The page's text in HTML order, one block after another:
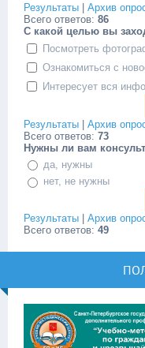
Результаты
Архив
Всего ответов: 86
C какой целью вы
Посмотреть
Ознакомиться с
Интересует вся
Результаты
Архив
Всего ответов: 73
Нужны ли вам
да, нужны
нет, не нужны
Результаты
Архив
Всего ответов: 49